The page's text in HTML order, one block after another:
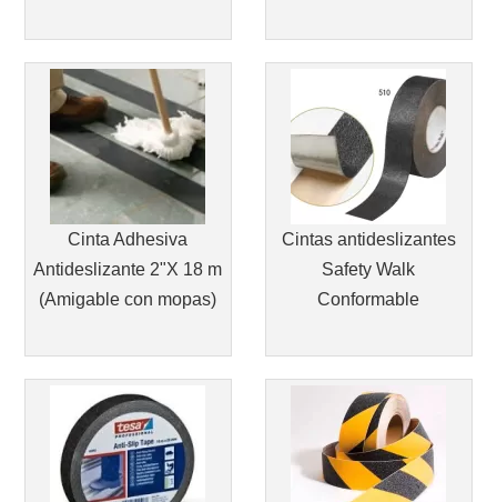
Cinta Adhesiva
Antideslizante 2"X 18 m
(Amigable con mopas)
Cintas antideslizantes
Safety Walk
Conformable